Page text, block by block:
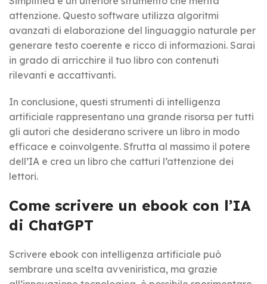
attenzione. Questo software utilizza algoritmi
avanzati di elaborazione del linguaggio naturale per
generare testo coerente e ricco di informazioni. Sarai
in grado di arricchire il tuo libro con contenuti
rilevanti e accattivanti.
In conclusione, questi strumenti di intelligenza
artificiale rappresentano una grande risorsa per tutti
gli autori che desiderano scrivere un libro in modo
efficace e coinvolgente. Sfrutta al massimo il potere
dell’IA e crea un libro che catturi l’attenzione dei
lettori.
Come scrivere un ebook con l’IA
di ChatGPT
Scrivere ebook con intelligenza artificiale può
sembrare una scelta avveniristica, ma grazie